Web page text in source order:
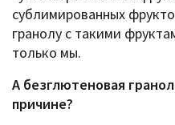
сублимированных
гранолу с такими
только мы.
А безглютеновая
причине?